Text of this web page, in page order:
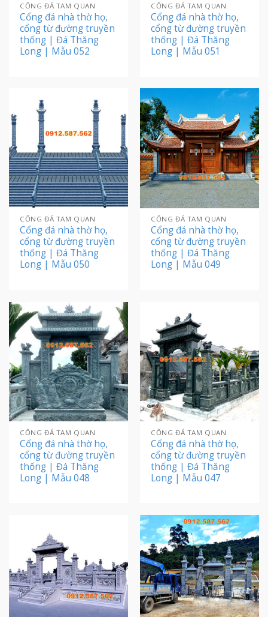
CỔNG ĐÁ TAM QUAN
Cổng đá nhà thờ họ,
cổng từ đường truyền
thống | Đá Thăng
Long | Mẫu 052
CỔNG ĐÁ TAM QUAN
Cổng đá nhà thờ họ,
cổng từ đường truyền
thống | Đá Thăng
Long | Mẫu 051
CỔNG ĐÁ TAM QUAN
Cổng đá nhà thờ họ,
cổng từ đường truyền
thống | Đá Thăng
Long | Mẫu 050
CỔNG ĐÁ TAM QUAN
Cổng đá nhà thờ họ,
cổng từ đường truyền
thống | Đá Thăng
Long | Mẫu 049
CỔNG ĐÁ TAM QUAN
Cổng đá nhà thờ họ,
cổng từ đường truyền
thống | Đá Thăng
Long | Mẫu 048
CỔNG ĐÁ TAM QUAN
Cổng đá nhà thờ họ,
cổng từ đường truyền
thống | Đá Thăng
Long | Mẫu 047